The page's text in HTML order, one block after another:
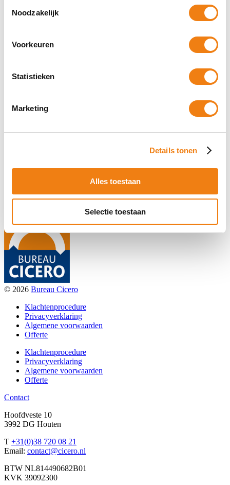
Noodzakelijk
Voorkeuren
Statistieken
Marketing
Details tonen
Alles toestaan
Selectie toestaan
Nieuwe normenset keurmerk PayChecked in Transport
Per 1 augustus 2017 is er een nieuwe normenset van toepassing
Paychecked in Transport, de wijzigingen
01 september 2017
© 2026 Bureau Cicero
Klachtenprocedure
Privacyverklaring
Algemene voorwaarden
Offerte
Klachtenprocedure
Privacyverklaring
Algemene voorwaarden
Offerte
Contact
Hoofdveste 10
3992 DG Houten
T +31(0)38 720 08 21
Email: contact@cicero.nl
BTW NL814490682B01
KVK 39092300